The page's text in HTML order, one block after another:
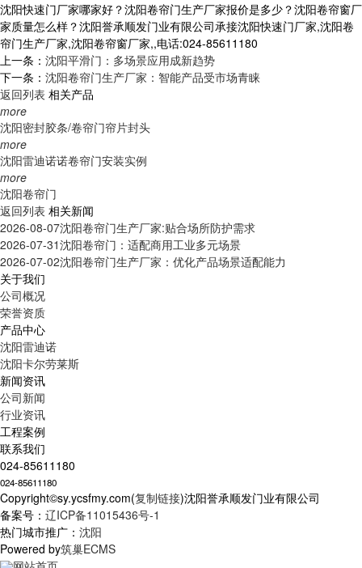
沈阳快速门厂家哪家好？沈阳卷帘门生产厂家报价是多少？沈阳卷帘窗厂
家质量怎么样？沈阳誉承顺发门业有限公司承接沈阳快速门厂家,沈阳卷
帘门生产厂家,沈阳卷帘窗厂家,,电话:024-85611180
上一条： 沈阳平滑门：多场景应用成新趋势
下一条： 沈阳卷帘门生产厂家：智能产品受市场青睐
返回列表 相关产品
more
沈阳密封胶条/卷帘门帘片封头
more
沈阳雷迪诺诺卷帘门安装实例
more
沈阳卷帘门
返回列表 相关新闻
2026-08-07沈阳卷帘门生产厂家:贴合场所防护需求
2026-07-31沈阳卷帘门：适配商用工业多元场景
2026-07-02沈阳卷帘门生产厂家：优化产品场景适配能力
关于我们
公司概况
荣誉资质
产品中心
沈阳雷迪诺
沈阳卡尔劳莱斯
新闻资讯
公司新闻
行业资讯
工程案例
联系我们
024-85611180
024-85611180
Copyright©sy.ycsfmy.com(复制链接)沈阳誉承顺发门业有限公司
备案号： 辽ICP备11015436号-1
热门城市推广： 沈阳
Powered by筑巢ECMS